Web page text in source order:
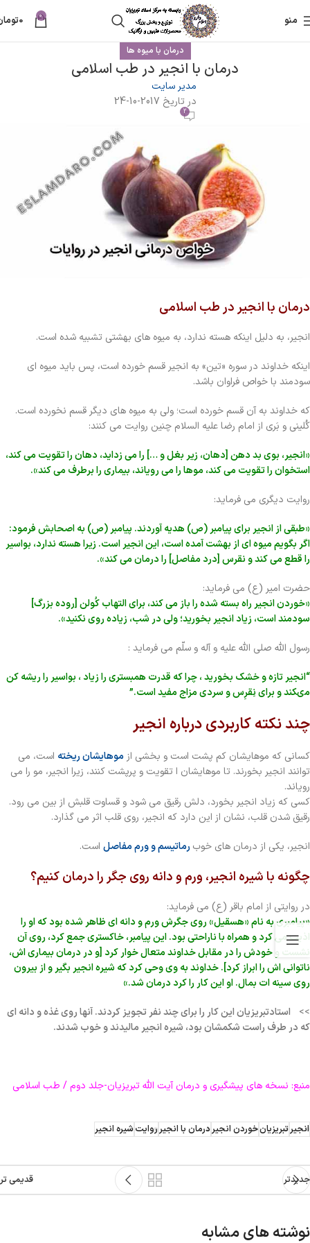
منو 0
0
درمان با میوه ها
درمان با انجیر در طب اسلامی
مدیر سایت
در تاریخ 2017-10-24
2
درمان با انجیر در طب اسلامی
انجیر، به دلیل اینکه هسته ندارد، به میوه های بهشتی تشبیه شده است.
اینکه خداوند در سوره «تین» به انجیر قسم خورده است، پس باید میوه ای
سودمند با خواص فراوان باشد.
که خداوند به آن قسم خورده است؛ ولی به میوه های دیگر قسم نخورده است.
کُلینی و بَری از امام رضا علیه السلام چنین روایت می کنند:
«انجیر، بوی بد دهن [دهان، زیر بغل و …] را می زداید، دهان را تقویت می کند،
استخوان را تقویت می کند، موها را می رویاند، بیماری را برطرف می کند».
روایت دیگری می فرماید:
«طبقی از انجیر برای پیامبر (ص) هدیه آوردند. پیامبر (ص) به اصحابش فرمود:
اگر بگویم میوه ای از بهشت آمده است، این انجیر است. زیرا هسته ندارد، بواسیر
را قطع می کند و نقرس [درد مفاصل] را درمان می کند».
حضرت امیر (ع) می فرماید:
«خوردن انجیر راه بسته شده را باز می کند، برای التهاب کُولن [روده بزرگ]
سودمند است، زیاد انجیر بخورید؛ ولی در شب، زیاده روی نکنید».
رسول اللّه‏ صلى‏ الله ‏عليه و ‏آله و سلّم می فرماید :
“انجير تازه و خشك بخوريد ، چرا كه قدرت همبستری را زياد ، بواسير را ريشه كن
مى‏كند و براى نِقرِس و سردى مزاج مفيد است.”
چند نکته کاربردی درباره انجیر
کسانی که موهایشان کم پشت است و بخشی ازموهایشان ریخته است، می
توانند انجیر بخورند. تا موهایشان ا تقویت و پرپشت کنند، زیرا انجیر، مو را می
رویاند.
کسی که زیاد انجیر بخورد، دلش رقیق می شود و قساوت قلبش از بین می رود.
رقیق شدن قلب، نشان از این دارد که انجیر، روی قلب اثر می گذارد.
انجیر، یکی از درمان های خوبرماتیسم و ورم مفاصل است.
چگونه با شیره انجیر، ورم و دانه روی جگر را درمان کنیم؟
در روایتی از امام باقر (ع) می فرماید:
«پیامبری به نام «هسقیل» روی جگرش ورم و دانه ای ظاهر شده بود که او را
اذیت می کرد و همراه با ناراحتی بود. این پیامبر، خاکستری جمع کرد، روی آن
نشست و خودش را در مقابل خداوند متعال خوار کرد [و در درمان بیماری اش،
ناتوانی اش را ابراز کرد]. خداوند به وی وحی کرد که شیره انجیر بگیر و از بیرون
روی سینه ات بمال. او این کار را کرد درمان شد.»
>> استادتبریزیان این کار را برای چند نفر تجویز کردند. آنها روی غذه و دانه ای
که در طرف راست شکمشان بود، شیره انجیر مالیدند و خوب شدند.
منبع: نسخه های پیشگیری و درمان آیت الله تبریزیان-جلد دوم / طب اسلامی
انجیرتبریزیانخوردن انجیردرمان با انجیرروایتشیره انجیر
جدیدتر قدیمی تر
نوشته های مشابه